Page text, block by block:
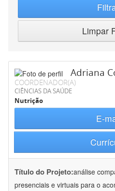
Limpar
Adriana
COORDENADOR(A)
CIÊNCIAS DA SAÚDE
Nutrição
E-
Título do Projeto:análise
presenciais e virtuais para o